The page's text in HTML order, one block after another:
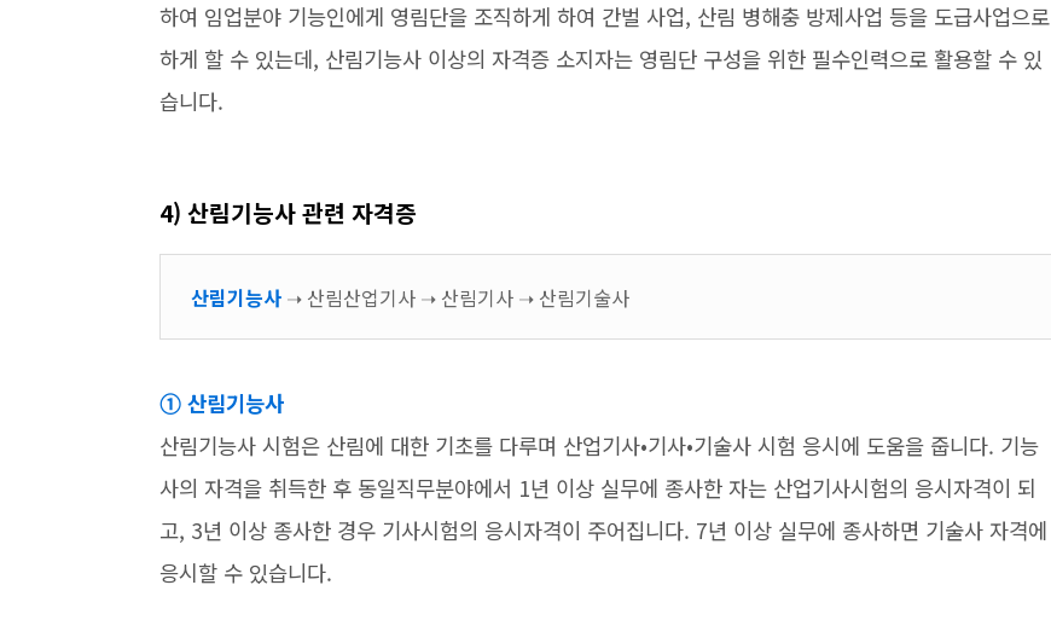
하여 임업분야 기능인에게 영림단을 조직하게 하여 간벌 사업, 산림 병해충 방제사업 등을 도급사업으로
하게 할 수 있는데, 산림기능사 이상의 자격증 소지자는 영림단 구성을 위한 필수인력으로 활용할 수 있
습니다.
4) 산림기능사 관련 자격증
산림기능사 ➝ 산림산업기사 ➝ 산림기사 ➝ 산림기술사
➀ 산림기능사
산림기능사 시험은 산림에 대한 기초를 다루며 산업기사•기사•기술사 시험 응시에 도움을 줍니다. 기능
사의 자격을 취득한 후 동일직무분야에서 1년 이상 실무에 종사한 자는 산업기사시험의 응시자격이 되
고, 3년 이상 종사한 경우 기사시험의 응시자격이 주어집니다. 7년 이상 실무에 종사하면 기술사 자격에
응시할 수 있습니다.